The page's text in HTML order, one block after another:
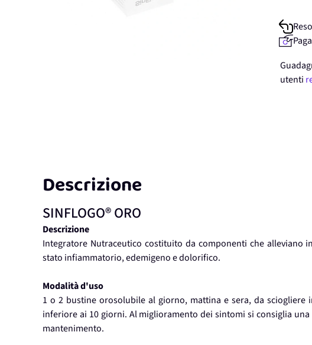
utenti
Descrizione
SINFLOGO® ORO
Descrizione
Integratore Nutraceutico costituito da componenti che alleviano
stato infiammatorio, edemigeno e dolorifico.
Modalità d'uso
1 o 2 bustine orosolubile al giorno, mattina e sera, da
inferiore ai 10 giorni. Al miglioramento dei sintomi si consiglia
mantenimento.